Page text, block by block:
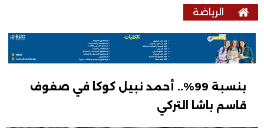
الرياضة
بنسبة 99%.. أحمد نبيل كوكا في صفوف
قاسم باشا التركي